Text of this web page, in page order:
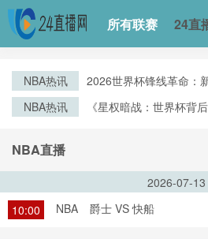
所有联赛 24直
NBA热讯
2026世界杯锋线革命：
NBA热讯 《星权暗战：世界杯背
NBA直播
2026-07-13
10:00
NBA 爵士 VS 快船